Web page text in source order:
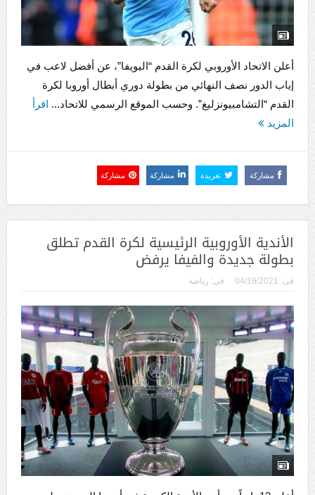
أعلن الاتحاد الأوروبي لكرة القدم “اليويفا”، عن أفضل لاعب في
إياب الدور نصف النهائي من بطولة دوري أبطال أوروبا لكرة
القدم “التشامبيونزليغ”. وحسب الموقع الرسمي للاتحاد... اقرأ
المزيد
مشاركة تغريدة مشاركة مشاركة
الأندية الأوروبية الرئيسية لكرة القدم تطلق
بطولة جديدة والفيفا يرفض
فى: 04/19/2021 فى: رياضة